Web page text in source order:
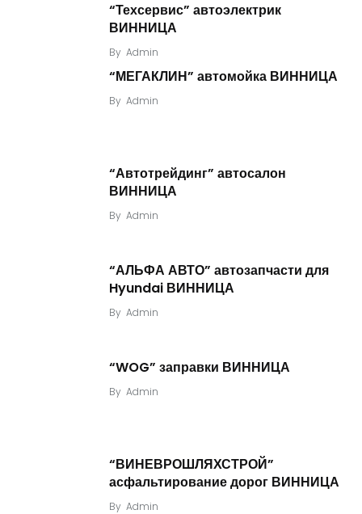
“Техсервис” автоэлектрик
ВИННИЦА
By Admin
“МЕГАКЛИН” автомойка ВИННИЦА
By Admin
“Автотрейдинг” автосалон
ВИННИЦА
By Admin
“АЛЬФА АВТО” автозапчасти для
Hyundai ВИННИЦА
By Admin
“WOG” заправки ВИННИЦА
By Admin
“ВИНЕВРОШЛЯХСТРОЙ”
асфальтирование дорог ВИННИЦА
By Admin